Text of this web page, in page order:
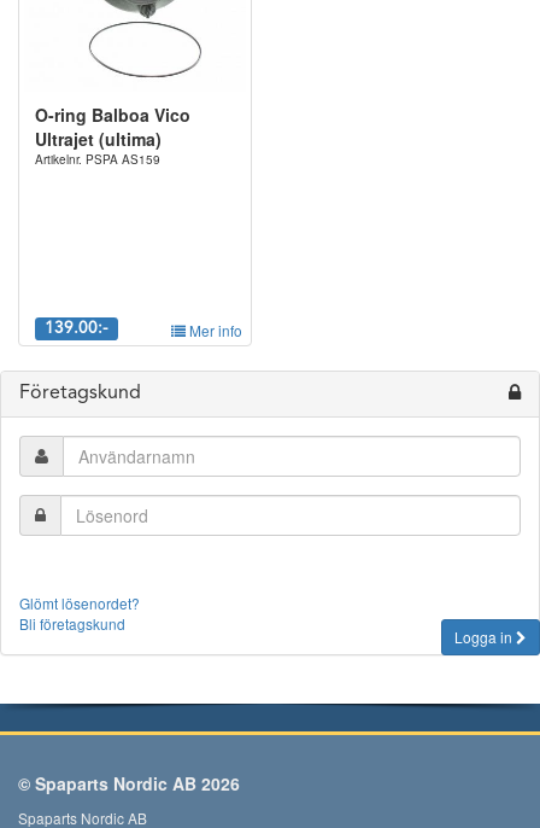
O-ring Balboa Vico
Ultrajet (ultima)
Artikelnr. PSPA AS159
139.00:- Mer info
Företagskund
Glömt lösenordet?
Bli företagskund
Logga in
© Spaparts Nordic AB 2026
Spaparts Nordic AB